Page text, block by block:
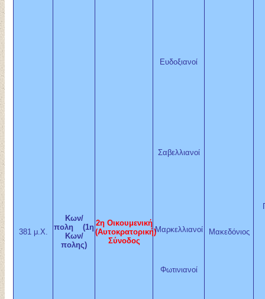
381 μ.Χ.
Κων/
πολη (1η
Κων/
πολης)
2η Οικουμενική
(Αυτοκρατορική)
Σύνοδος
Μακεδόνιος
Ευδοξιανοί
Σαβελλιανοί
Μαρκελλιανοί
Φωτινιανοί